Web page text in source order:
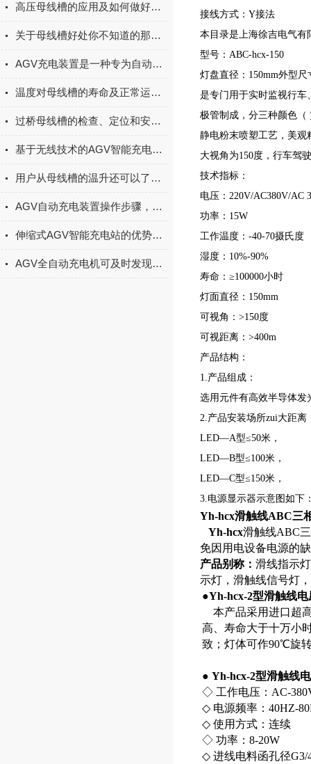
高压母线槽的应用及如何做好维护
关于母线槽好处你不知道的那些事！
AGV充电装置是一种专为自动导引车（AGV）提供电能的设备
温度对母线槽的寿命及正常运作有哪些影响？
过桥母线槽的检查、定位和安全性分析
基于无线技术的AGV智能充电系统探索与实践
用户从母线槽的温升还可以了解到哪些问题？
AGV自动充电装置操作步骤，安装定位对接调试联动控制系统使用教程
伸缩式AGV智能充电站的优势体现在哪里？
AGV全自动充电机可及时发现电池的异常情况并进行处理
接线方式：Y接法
本目录是上海徐吉电气有
型号：ABC-hcx-150
灯盘直径：150mm外型
是专门用于实时监视行车
极管制成，分三种颜色（
静电粉末喷塑工艺，美观
大视角为150度，行车驾
技术指标：
电压：220V/AC380V/AC
功率：15W
工作温度：-40-70摄氏度
湿度：10%-90%
寿命：≥100000小时
灯面直径：150mm
可视角：>150度
可视距离：>400m
产品结构：
1.产品组成：
选用元件有高效半导体发
2.产品安装场所zui大距离
LED—A型≤50米，
LED—B型≤100米，
LED—C型≤150米，
3.电源显示器示意图如下
Yh-hcx滑触线ABC三
Yh-hcx滑触线ABC
免因用电设备电源的
产品别称： 滑线指示
示灯，滑触线信号灯
●Yh-hcx-2型滑触线
本产品采用进口超
高、寿命大于十万小
致；灯体可作90℃旋
● Yh-hcx-2型滑触线
◇ 工作电压：AC-
◇ 电源频率：40HZ-
◇ 使用方式：连续
◇ 功率：8-20W
◇ 进线电料函孔径G3/